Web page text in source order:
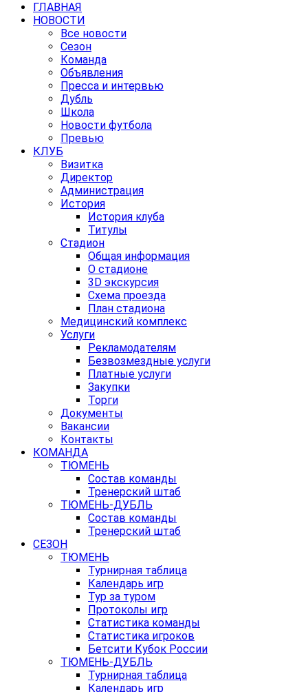
ГЛАВНАЯ
НОВОСТИ
Все новости
Сезон
Команда
Объявления
Пресса и интервью
Дубль
Школа
Новости футбола
Превью
КЛУБ
Визитка
Директор
Администрация
История
История клуба
Титулы
Стадион
Общая информация
О стадионе
3D экскурсия
Схема проезда
План стадиона
Медицинский комплекс
Услуги
Рекламодателям
Безвозмездные услуги
Платные услуги
Закупки
Торги
Документы
Вакансии
Контакты
КОМАНДА
ТЮМЕНЬ
Состав команды
Тренерский штаб
ТЮМЕНЬ-ДУБЛЬ
Состав команды
Тренерский штаб
СЕЗОН
ТЮМЕНЬ
Турнирная таблица
Календарь игр
Тур за туром
Протоколы игр
Статистика команды
Статистика игроков
Бетсити Кубок России
ТЮМЕНЬ-ДУБЛЬ
Турнирная таблица
Календарь игр